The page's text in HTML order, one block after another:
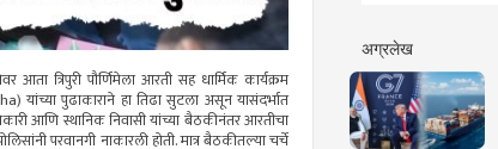
आता त्रिपुरी पौर्णिमेला आरती सह धार्मिक कार्यक्रम
यांच्या पुढाकाराने हा तिढा सुटला असून यासंदर्भात
आणि स्थानिक निवासी यांच्या बैठकीनंतर आरतीचा
परवानगी नाकारली होती. मात्र बैठकीतल्या चर्चे
अग्रलेख